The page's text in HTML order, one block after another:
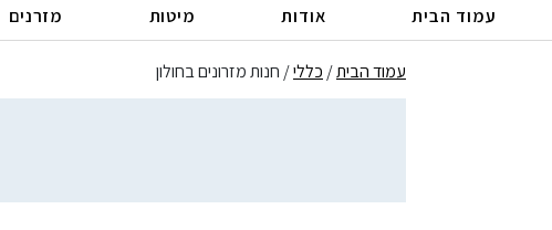
עמוד הבית אודות מיטות מזרנים
עמוד הבית/ כללי/ חנות מזרונים בחולון